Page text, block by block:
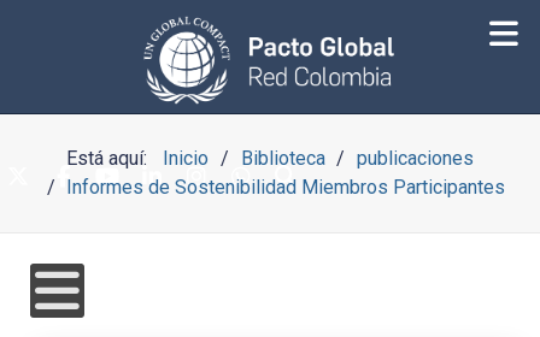
Está aquí: Inicio Biblioteca
publicaciones
Informes de Sostenibilidad Miembros Participantes